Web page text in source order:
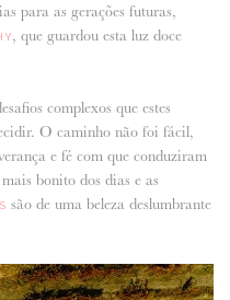
para as gerações futuras,
, que guardou esta luz doce
complexos que estes
O caminho não foi fácil,
e fé com que conduziram
bonito dos dias e as
são de uma beleza deslumbrante